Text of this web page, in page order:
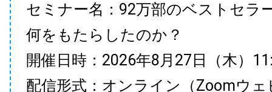
セミナー名：92万部のベストセラ
何をもたらしたのか？
開催日時：2026年8月27日（木）
配信形式：オンライン（Zoomウェ